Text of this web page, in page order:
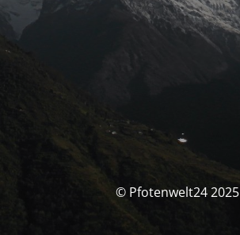
© Pfotenwelt24 2025